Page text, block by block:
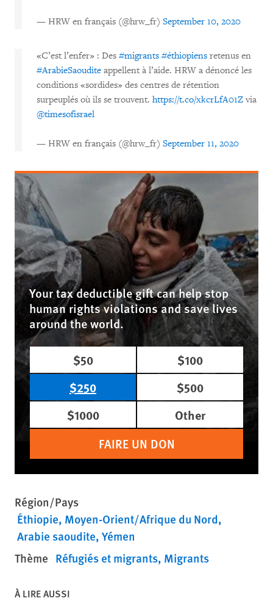
— HRW en français (@hrw_fr) September 10, 2020
«C’est l’enfer» : Des #migrants #éthiopiens retenus en
#ArabieSaoudite appellent à l’aide. HRW a dénoncé les
conditions «sordides» des centres de rétention
surpeuplés où ils se trouvent. https://t.co/xkcrLfA01Z via
@timesofisrael
— HRW en français (@hrw_fr) September 11, 2020
Your tax deductible gift can help stop
human rights violations and save lives
around the world.
$50
$100
$250
$500
$1000
Other
FAIRE UN DON
Région/Pays
Éthiopie Moyen-Orient/Afrique du Nord
Arabie saoudite Yémen
Thème Réfugiés et migrants Migrants
À LIRE AUSSI